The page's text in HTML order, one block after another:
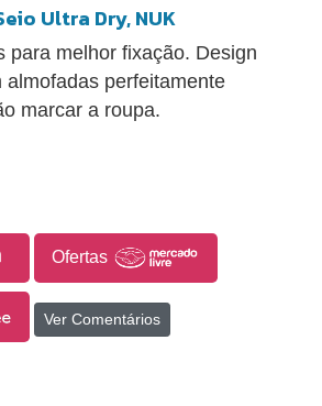
Ultra Dry, NUK
para melhor fixação. Design
almofadas perfeitamente
marcar a roupa.
Ofertas
Ver Comentários